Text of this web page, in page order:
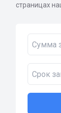
страницах